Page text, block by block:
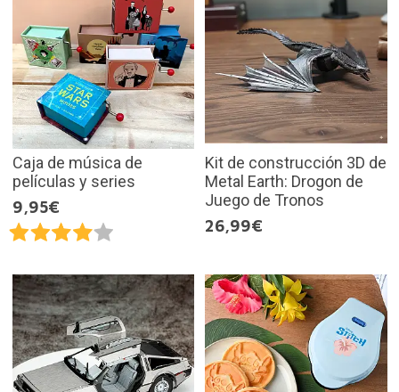
Caja de música de
películas y series
9,95€
Kit de construcción 3D de
Metal Earth: Drogon de
Juego de Tronos
26,99€